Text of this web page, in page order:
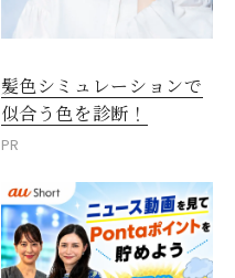
髪色シミュレーションで
似合う色を診断！
PR